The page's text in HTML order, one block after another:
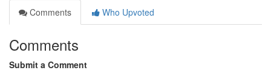
Comments
Who Upvoted
Comments
Submit a Comment